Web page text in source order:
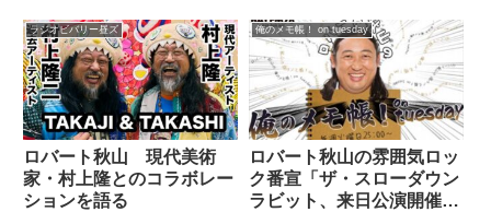
ントについて話していました。
てトーク。曲を作ったきっかけ
や、ゆってぃ夫妻との『SAY
KOU SHOW』共演について話し
ていました。
ラジオビバリー昼ズ
ロバート秋山 現代美術
家・村上隆とのコラボレー
ションを語る
俺のメモ帳！ on tuesday
ロバート秋山の雰囲気ロッ
ク番宣「ザ・スローダウン
ラビット、来日公演開催決